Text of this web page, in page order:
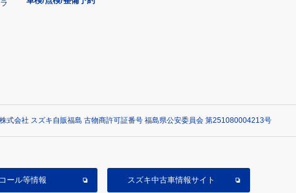
株式会社 スズキ自販福島 古物商許可証番号 福島県公安委員会 第251080004213号
ール等情報 スズキ中古車情報サイト